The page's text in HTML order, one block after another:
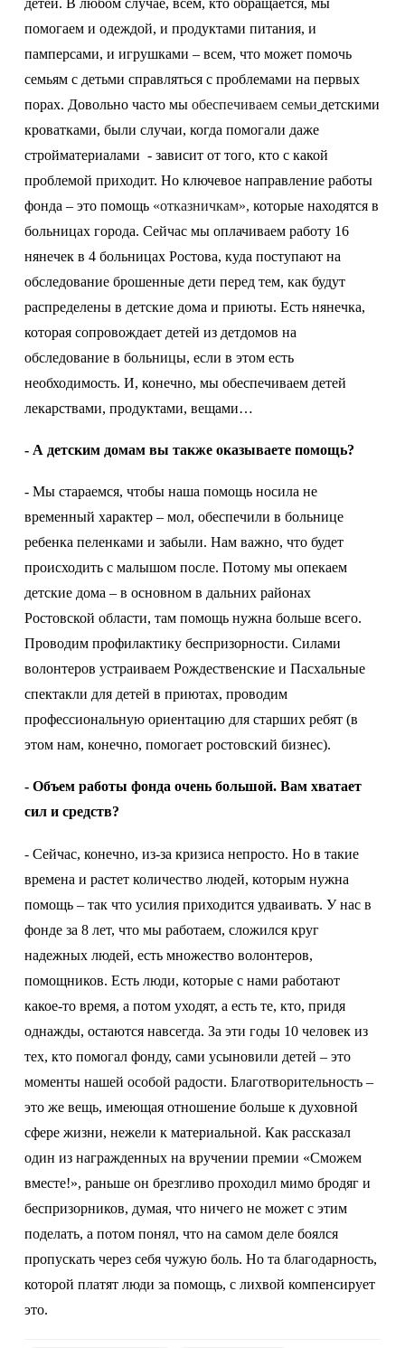
помогаем и одеждой, и продуктами питания, и
памперсами, и игрушками – всем, что может помочь
семьям с детьми справляться с проблемами на первых
порах. Довольно часто мы обеспечиваем семьи детскими
кроватками, были случаи, когда помогали даже
стройматериалами - зависит от того, кто с какой
проблемой приходит. Но ключевое направление работы
фонда – это помощь «отказничкам», которые находятся в
больницах города. Сейчас мы оплачиваем работу 16
нянечек в 4 больницах Ростова, куда поступают на
обследование брошенные дети перед тем, как будут
распределены в детские дома и приюты. Есть нянечка,
которая сопровождает детей из детдомов на
обследование в больницы, если в этом есть
необходимость. И, конечно, мы обеспечиваем детей
лекарствами, продуктами, вещами…
- А детским домам вы также оказываете помощь?
- Мы стараемся, чтобы наша помощь носила не
временный характер – мол, обеспечили в больнице
ребенка пеленками и забыли. Нам важно, что будет
происходить с малышом после. Потому мы опекаем
детские дома – в основном в дальних районах
Ростовской области, там помощь нужна больше всего.
Проводим профилактику беспризорности. Силами
волонтеров устраиваем Рождественские и Пасхальные
спектакли для детей в приютах, проводим
профессиональную ориентацию для старших ребят (в
этом нам, конечно, помогает ростовский бизнес).
- Объем работы фонда очень большой. Вам хватает
сил и средств?
- Сейчас, конечно, из-за кризиса непросто. Но в такие
времена и растет количество людей, которым нужна
помощь – так что усилия приходится удваивать. У нас в
фонде за 8 лет, что мы работаем, сложился круг
надежных людей, есть множество волонтеров,
помощников. Есть люди, которые с нами работают
какое-то время, а потом уходят, а есть те, кто, придя
однажды, остаются навсегда. За эти годы 10 человек из
тех, кто помогал фонду, сами усыновили детей – это
моменты нашей особой радости. Благотворительность –
это же вещь, имеющая отношение больше к духовной
сфере жизни, нежели к материальной. Как рассказал
один из награжденных на вручении премии «Сможем
вместе!», раньше он брезгливо проходил мимо бродяг и
беспризорников, думая, что ничего не может с этим
поделать, а потом понял, что на самом деле боялся
пропускать через себя чужую боль. Но та благодарность,
которой платят люди за помощь, с лихвой компенсирует
это.